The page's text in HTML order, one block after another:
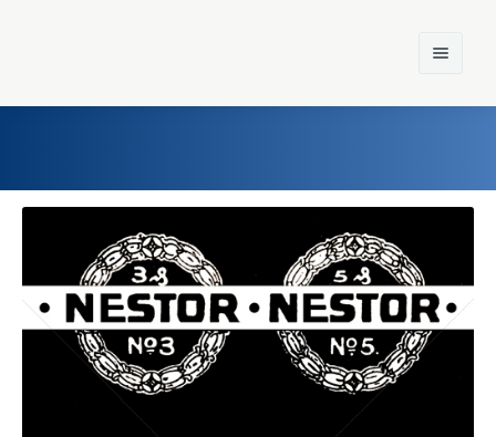
Home
Einst und Heute
Marken
Konzerne